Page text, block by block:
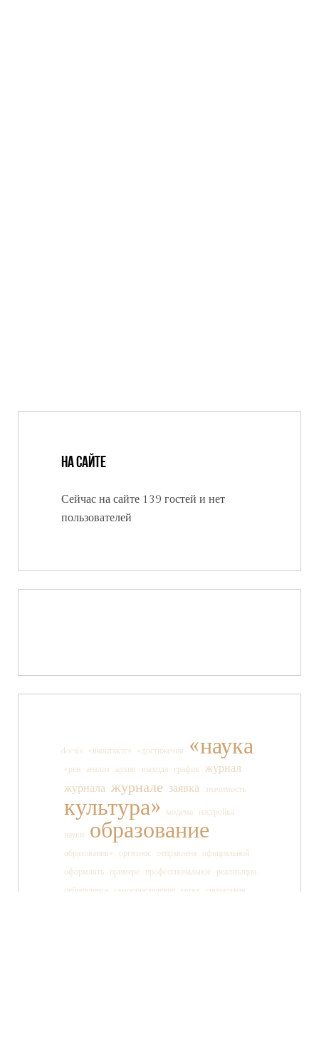
На сайте
Сейчас на сайте 139 гостей и нет
пользователей
docsis «вконтакте» «достижения «наука
«рен анализ архив выхода график
журнал
журнала журнале заявка значимость
культура» модема настройка
науки образование
образования» оргвзнос отправлена
официальной
оформлять
примере профессиональное
реализации
ребрендинга
самоопределение сетях
социальная